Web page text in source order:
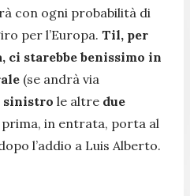
con ogni probabilità di
per l’Europa. Til, per
ci starebbe benissimo in
(se andrà via
sinistro le altre due
prima, in entrata, porta al
l’addio a Luis Alberto.